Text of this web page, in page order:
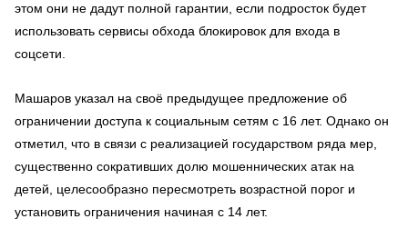
этом они не дадут полной гарантии, если подросток будет
использовать сервисы обхода блокировок для входа в
соцсети.
Машаров указал на своё предыдущее предложение об
ограничении доступа к социальным сетям с 16 лет. Однако он
отметил, что в связи с реализацией государством ряда мер,
существенно сокративших долю мошеннических атак на
детей, целесообразно пересмотреть возрастной порог и
установить ограничения начиная с 14 лет.